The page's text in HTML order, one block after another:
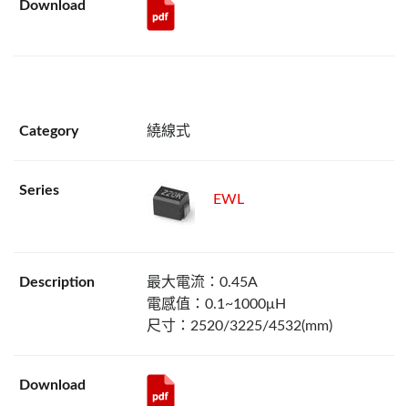
繞線式
EWL
最大電流：0.45A
電感值：0.1~1000μH
尺寸：2520/3225/4532(mm)